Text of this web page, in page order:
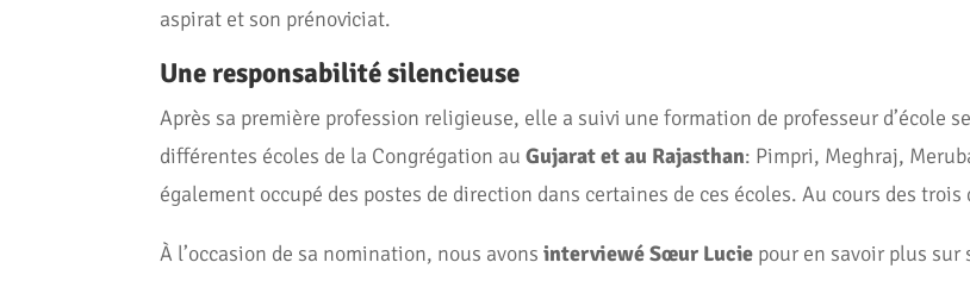
aspirat et son prénoviciat.
Une responsabilité silencieuse
Après sa première profession religieuse, elle a suivi une formation de professeur d’école
différentes écoles de la Congrégation auGujarat et au Rajasthan: Pimpri, Meghraj,
également occupé des postes de direction dans certaines de ces écoles. Au cours des
À l’occasion de sa nomination, nous avonsinterviewé Sœur Lucie pour en savoir plus